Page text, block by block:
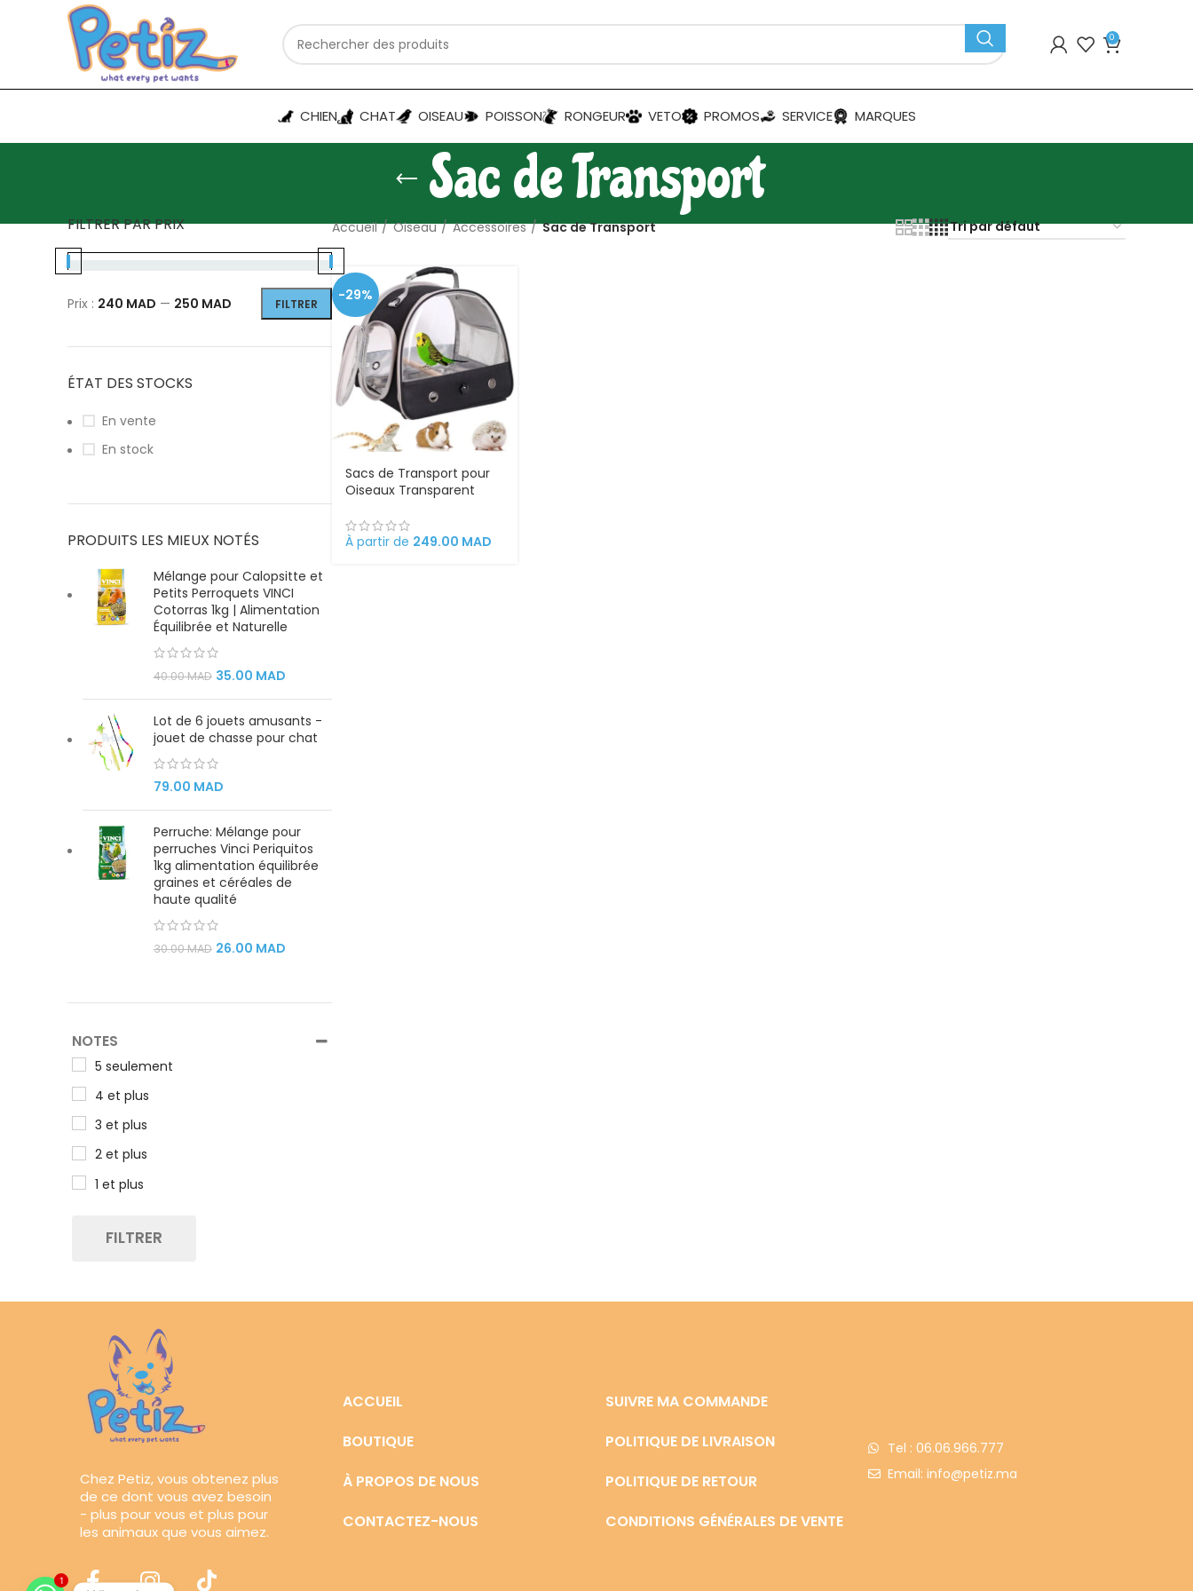
0
CHIEN CHAT OISEAU POISSON RONGEUR VETO PROMOS SERVICE MARQUES
Sac de Transport
FILTRER PAR PRIX
FILTRER
Prix : 240 MAD — 250 MAD
ÉTAT DES STOCKS
En vente
En stock
PRODUITS LES MIEUX NOTÉS
Mélange pour Calopsitte et
Petits Perroquets VINCI
Cotorras 1kg | Alimentation
Équilibrée et Naturelle
40.00MAD 35.00 MAD
Lot de 6 jouets amusants -
jouet de chasse pour chat
79.00 MAD
Perruche: Mélange pour
perruches Vinci Periquitos
1kg alimentation équilibrée
graines et céréales de
haute qualité
30.00MAD 26.00 MAD
NOTES
5 seulement
4 et plus
3 et plus
2 et plus
1 et plus
FILTRER
Accueil Oiseau Accessoires Sac de Transport
-29%
Sacs de Transport pour
Oiseaux Transparent
À partir de 249.00 MAD
Chez Petiz, vous obtenez plus
de ce dont vous avez besoin
- plus pour vous et plus pour
les animaux que vous aimez.
ACCUEIL
BOUTIQUE
À PROPOS DE NOUS
CONTACTEZ-NOUS
SUIVRE MA COMMANDE
POLITIQUE DE LIVRAISON
POLITIQUE DE RETOUR
CONDITIONS GÉNÉRALES DE VENTE
Tel : 06.06.966.777
Email: info@petiz.ma
1